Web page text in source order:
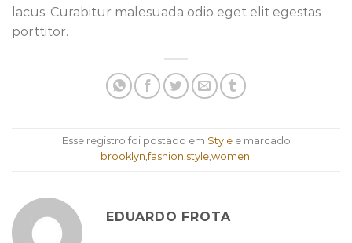
lacus. Curabitur malesuada odio eget elit egestas
porttitor.
Esse registro foi postado em Stylee marcado
brooklyn,fashion,style,women.
EDUARDO FROTA